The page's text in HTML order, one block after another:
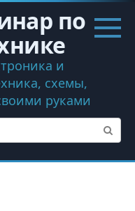
по
и
схемы,
руками